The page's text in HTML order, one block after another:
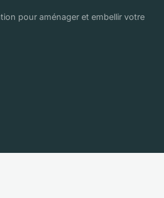
pour aménager et embellir votre